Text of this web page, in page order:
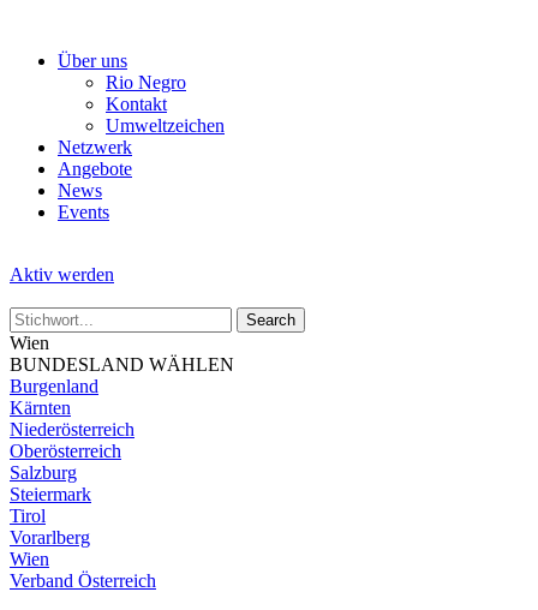
Über uns
Rio Negro
Kontakt
Umweltzeichen
Netzwerk
Angebote
News
Events
Aktiv werden
Wien
BUNDESLAND WÄHLEN
Burgenland
Kärnten
Niederösterreich
Oberösterreich
Salzburg
Steiermark
Tirol
Vorarlberg
Wien
Verband Österreich